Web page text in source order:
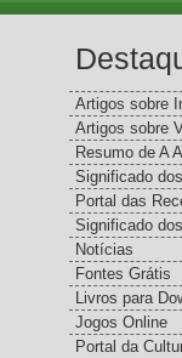
Artigos sobre
Artigos sobre
Resumo de A
Significado
Portal das
Significado
Notícias
Fontes Grátis
Livros para
Jogos Online
Portal da